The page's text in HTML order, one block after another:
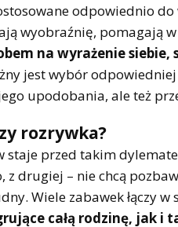
odpowiednio
wyobraźnię, pomagają
na wyrażenie
jest wybór
upodobania, ale też
rozrywka?
staje przed takim
z drugiej – nie chcą
Wiele zabawek łączy
całą rodzinę, jak i